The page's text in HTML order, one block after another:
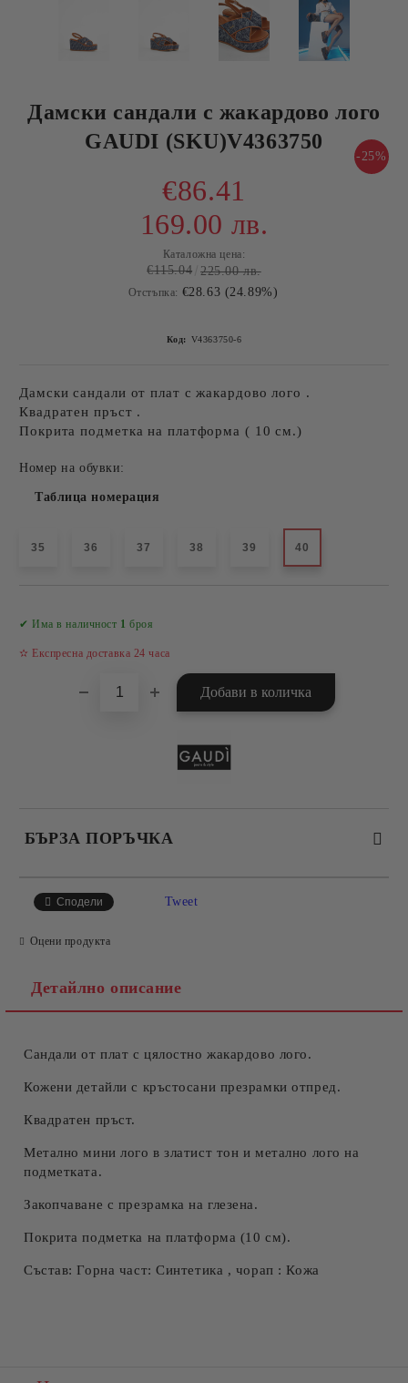
Дамски сандали с жакардово лого
GAUDI (SKU)V4363750
-25%
€86.41
169.00 лв.
Каталожна цена:
€115.04 225.00 лв.
Отстъпка: €28.63 (24.89%)
Код: V4363750-6
Дамски сандали от плат с жакардово лого .
Квадратен пръст .
Покрита подметка на платформа ( 10 см.)
Номер на обувки:
Таблица номерация
35 36 37 38 39 40
✔ Има в наличност 1 броя
✫ Експресна доставка 24 часа
БЪРЗА ПОРЪЧКА
Съгласен съм сПолитиката за лични данни
Ние ще се свържем с вас в рамките на работния ден.
Сподели Tweet
Оцени продукта
Детайлно описание
Сандали от плат с цялостно жакардово лого.
Кожени детайли с кръстосани презрамки отпред.
Квадратен пръст.
Метално мини лого в златист тон и метално лого на
подметката.
Закопчаване с презрамка на глезена.
Покрита подметка на платформа (10 см).
Състав: Горна част: Синтетика , чорап : Кожа